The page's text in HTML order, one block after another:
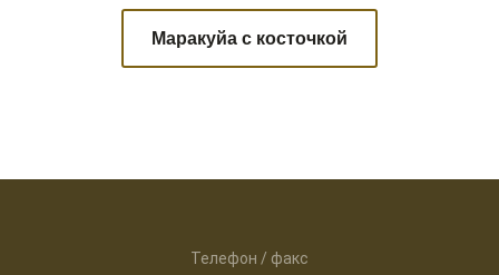
Маракуйа с косточкой
Телефон / факс